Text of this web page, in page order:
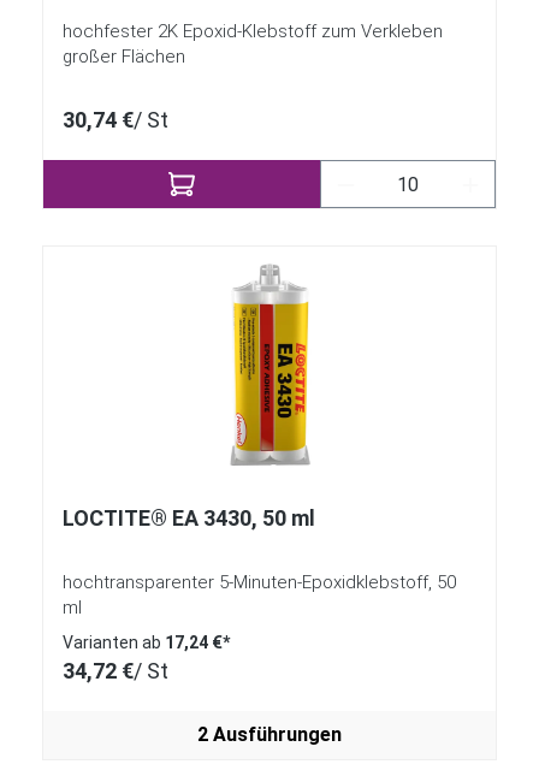
hochfester 2K Epoxid-Klebstoff zum Verkleben
großer Flächen
30,74 €/ St
Produkt Anzahl:
LOCTITE® EA 3430, 50 ml
hochtransparenter 5-Minuten-Epoxidklebstoff, 50
ml
Varianten ab 17,24 €*
34,72 €/ St
2 Ausführungen